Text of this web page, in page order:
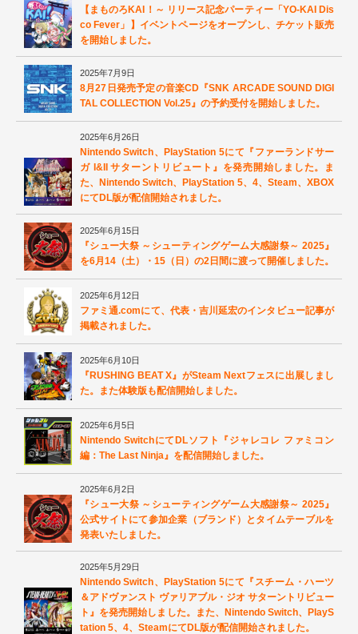
【まものろKAI！～ リリース記念パーティー「YO-KAI Dis
co Fever」】イベントページをオープンし、チケット販売
を開始しました。
2025年7月9日
8月27日発売予定の音楽CD『SNK ARCADE SOUND DIGI
TAL COLLECTION Vol.25』の予約受付を開始しました。
2025年6月26日
Nintendo Switch、PlayStation 5にて『ファーランドサー
ガ I&II サターントリビュート』を発売開始しました。ま
た、Nintendo Switch、PlayStation 5、4、Steam、XBOX
にてDL版が配信開始されました。
2025年6月15日
『シュー大祭 ～シューティングゲーム大感謝祭～ 2025』
を6月14（土）・15（日）の2日間に渡って開催しました。
2025年6月12日
ファミ通.comにて、代表・吉川延宏のインタビュー記事が
掲載されました。
2025年6月10日
『RUSHING BEAT X』がSteam Nextフェスに出展しまし
た。また体験版も配信開始しました。
2025年6月5日
Nintendo SwitchにてDLソフト『ジャレコレ ファミコン
編：The Last Ninja』を配信開始しました。
2025年6月2日
『シュー大祭 ～シューティングゲーム大感謝祭～ 2025』
公式サイトにて参加企業（ブランド）とタイムテーブルを
発表いたしました。
2025年5月29日
Nintendo Switch、PlayStation 5にて『スチーム・ハーツ
＆アドヴァンスト ヴァリアブル・ジオ サターントリビュー
ト』を発売開始しました。また、Nintendo Switch、PlayS
tation 5、4、SteamにてDL版が配信開始されました。